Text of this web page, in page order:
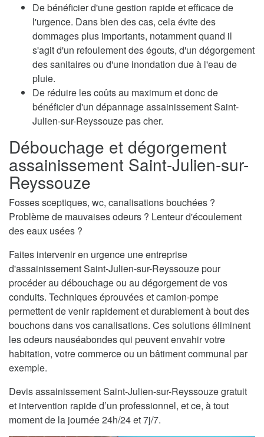
De bénéficier d'une gestion rapide et efficace de
l'urgence. Dans bien des cas, cela évite des
dommages plus importants, notamment quand il
s'agit d'un refoulement des égouts, d'un dégorgement
des sanitaires ou d'une inondation due à l'eau de
pluie.
De réduire les coûts au maximum et donc de
bénéficier d'un dépannage assainissement Saint-
Julien-sur-Reyssouze pas cher.
Débouchage et dégorgement
assainissement Saint-Julien-sur-
Reyssouze
Fosses sceptiques, wc, canalisations bouchées ?
Problème de mauvaises odeurs ? Lenteur d'écoulement
des eaux usées ?
Faites intervenir en urgence une entreprise
d'assainissement Saint-Julien-sur-Reyssouze pour
procéder au débouchage ou au dégorgement de vos
conduits. Techniques éprouvées et camion-pompe
permettent de venir rapidement et durablement à bout des
bouchons dans vos canalisations. Ces solutions éliminent
les odeurs nauséabondes qui peuvent envahir votre
habitation, votre commerce ou un bâtiment communal par
exemple.
Devis assainissement Saint-Julien-sur-Reyssouze gratuit
et intervention rapide d’un professionnel, et ce, à tout
moment de la journée 24h/24 et 7j/7.